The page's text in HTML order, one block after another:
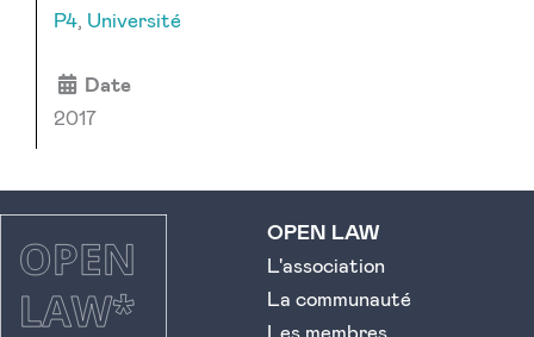
P4, Université
Date
2017
OPEN LAW
L'association
La communauté
Les membres